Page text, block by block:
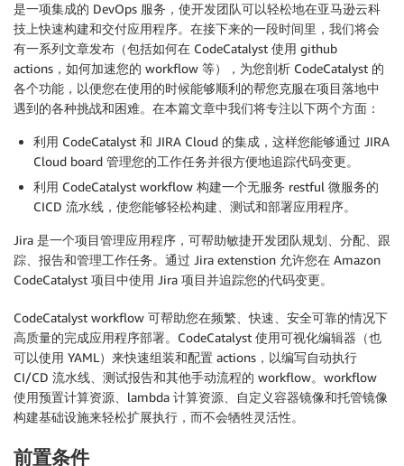
是一项集成的 DevOps 服务，使开发团队可以轻松地在亚马逊云科
技上快速构建和交付应用程序。在接下来的一段时间里，我们将会
有一系列文章发布（包括如何在 CodeCatalyst 使用 github
actions，如何加速您的 workflow 等），为您剖析 CodeCatalyst 的
各个功能，以便您在使用的时候能够顺利的帮您克服在项目落地中
遇到的各种挑战和困难。在本篇文章中我们将专注以下两个方面：
利用 CodeCatalyst 和 JIRA Cloud 的集成，这样您能够通过 JIRA
Cloud board 管理您的工作任务并很方便地追踪代码变更。
利用 CodeCatalyst workflow 构建一个无服务 restful 微服务的
CICD 流水线，使您能够轻松构建、测试和部署应用程序。
Jira 是一个项目管理应用程序，可帮助敏捷开发团队规划、分配、跟
踪、报告和管理工作任务。通过 Jira extenstion 允许您在 Amazon
CodeCatalyst 项目中使用 Jira 项目并追踪您的代码变更。
CodeCatalyst workflow 可帮助您在频繁、快速、安全可靠的情况下
高质量的完成应用程序部署。CodeCatalyst 使用可视化编辑器（也
可以使用 YAML）来快速组装和配置 actions，以编写自动执行
CI/CD 流水线、测试报告和其他手动流程的 workflow。workflow
使用预置计算资源、lambda 计算资源、自定义容器镜像和托管镜像
构建基础设施来轻松扩展执行，而不会牺牲灵活性。
前置条件